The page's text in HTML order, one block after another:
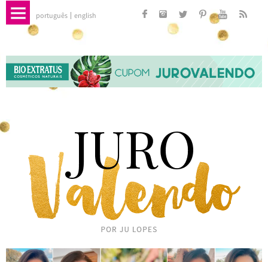
português english